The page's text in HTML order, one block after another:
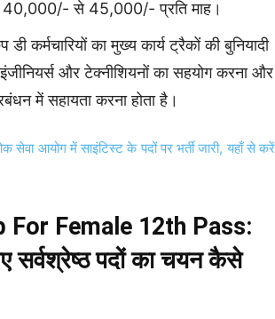
से 45,000/- प्रति माह।
डी कर्मचारियों का मुख्य कार्य ट्रैकों की बुनियादी
और टेक्नीशियनों का सहयोग करना और
में सहायता करना होता है।
सेवा आयोग में साइंटिस्ट के पदों पर भर्ती जारी, यहाँ से करें
For Female 12th Pass:
सर्वश्रेष्ठ पदों का चयन कैसे